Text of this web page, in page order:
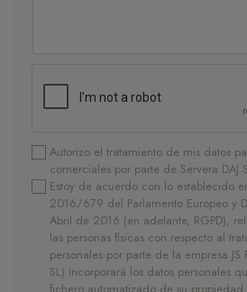
Autorizo el tratamiento de mis datos
comerciales por parte de Servera DAJ
Estoy de acuerdo con lo establecido
2016/679 del Parlamento Europeo y
Abril de 2016 (en adelante, RGPD),
las personas físicas con respecto al
personales por parte de la empresa JS
SL) incorporará los datos personales